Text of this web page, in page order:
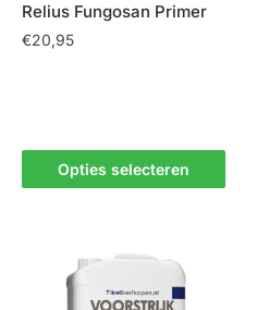
Relius Fungosan Primer
€20,95
Opties selecteren
meerdere
variaties.
gekozen